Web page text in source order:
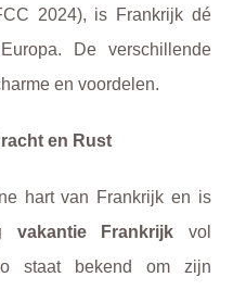
2024), is Frankrijk dé
De verschillende
en voordelen.
en Rust
hart van Frankrijk en is
vakantie Frankrijk vol
staat bekend om zijn